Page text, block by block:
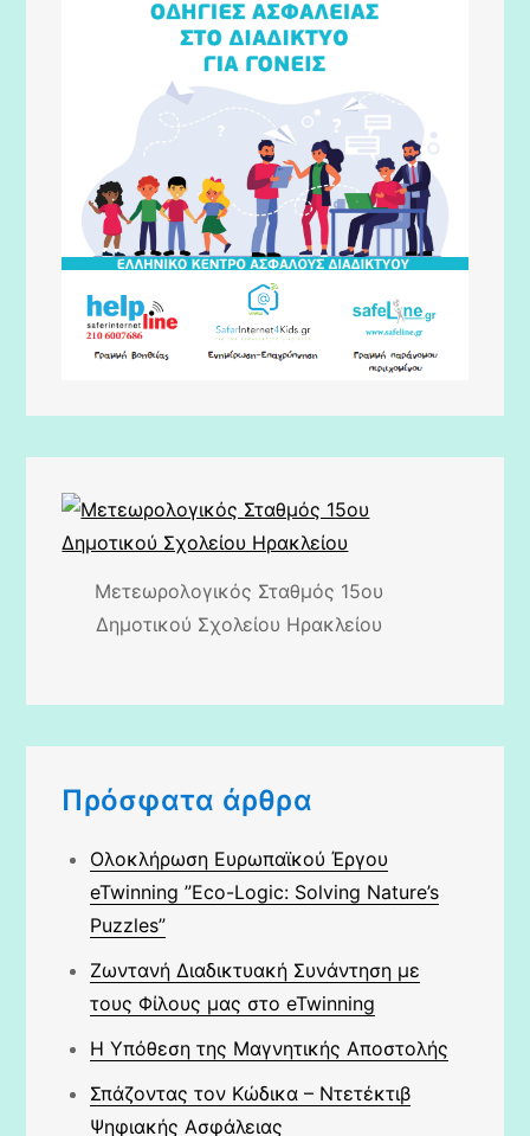
Μετεωρολογικός Σταθμός 15ου
Δημοτικού Σχολείου Ηρακλείου
Πρόσφατα άρθρα
Ολοκλήρωση Ευρωπαϊκού Έργου
eTwinning ”Eco-Logic: Solving Nature’s
Puzzles”
Ζωντανή Διαδικτυακή Συνάντηση με
τους Φίλους μας στο eTwinning
Η Υπόθεση της Μαγνητικής Αποστολής
Σπάζοντας τον Κώδικα – Ντετέκτιβ
Ψηφιακής Ασφάλειας